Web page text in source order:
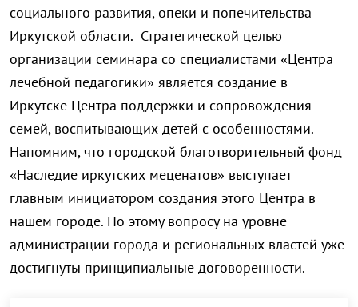
социального развития, опеки и попечительства
Иркутской области. Стратегической целью
организации семинара со специалистами «Центра
лечебной педагогики» является создание в
Иркутске Центра поддержки и сопровождения
семей, воспитывающих детей с особенностями.
Напомним, что городской благотворительный фонд
«Наследие иркутских меценатов» выступает
главным инициатором создания этого Центра в
нашем городе. По этому вопросу на уровне
администрации города и региональных властей уже
достигнуты принципиальные договоренности.